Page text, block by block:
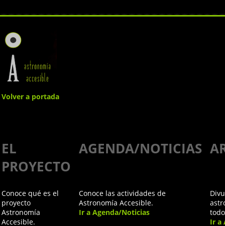
Volver a portada
EL
PROYECTO
AGENDA/NOTICIAS
Conoce qué es el
proyecto
Astronomía
Accesible.
Conoce las actividades de
Astronomía Accesible.
Ir a Agenda/Noticias
Ir a
Aquí
Estamos